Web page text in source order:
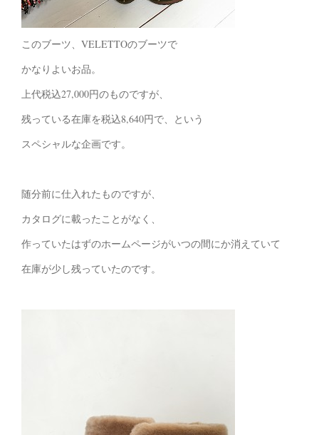
このブーツ、VELETTOのブーツで
かなりよいお品。
上代税込27,000円のものですが、
残っている在庫を税込8,640円で、という
スペシャルな企画です。
随分前に仕入れたものですが、
カタログに載ったことがなく、
作っていたはずのホームページがいつの間にか消えていて
在庫が少し残っていたのです。